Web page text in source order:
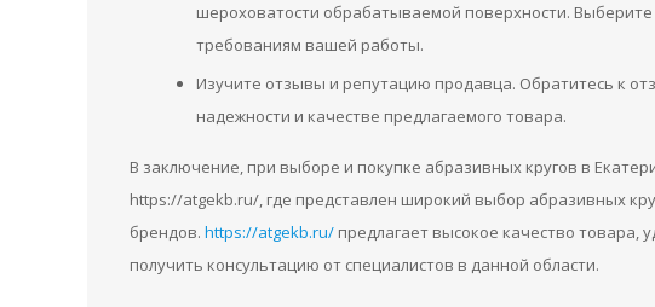
шероховатости обрабатываемой поверхности.
требованиям вашей работы.
Изучите отзывы и репутацию продавца. Обратитесь к
надежности и качестве предлагаемого товара.
В заключение, при выборе и покупке абразивных кругов в
https://atgekb.ru/, где представлен широкий выбор абразивных
брендов. https://atgekb.ru/ предлагает высокое качество товара,
получить консультацию от специалистов в данной области.